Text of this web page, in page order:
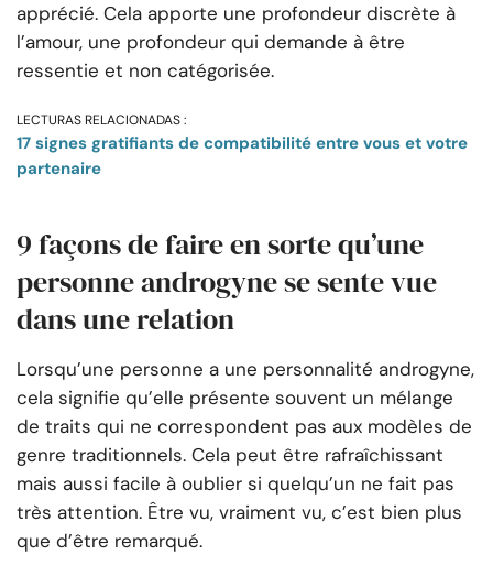
apprécié. Cela apporte une profondeur discrète à
l’amour, une profondeur qui demande à être
ressentie et non catégorisée.
LECTURAS RELACIONADAS :
17 signes gratifiants de compatibilité entre vous et votre
partenaire
9 façons de faire en sorte qu’une
personne androgyne se sente vue
dans une relation
Lorsqu’une personne a une personnalité androgyne,
cela signifie qu’elle présente souvent un mélange
de traits qui ne correspondent pas aux modèles de
genre traditionnels. Cela peut être rafraîchissant
mais aussi facile à oublier si quelqu’un ne fait pas
très attention. Être vu, vraiment vu, c’est bien plus
que d’être remarqué.